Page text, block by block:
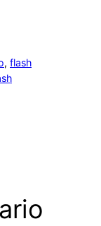
, flash